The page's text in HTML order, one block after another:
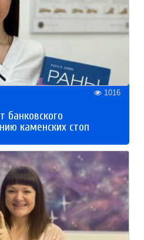
1016
банковского
каменских стоп